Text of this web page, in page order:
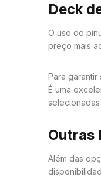
Deck
O uso do
preço mais
Para
É uma
Outras
Além das